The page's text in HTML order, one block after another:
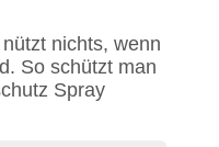
nichts, wenn
So schützt man
Spray